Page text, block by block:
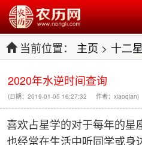
当前位置： 主页 > 十二
2020年水逆时间查询
(日期：2019-01-05 16:27:32 作者：xiaoqian)
喜欢占星学的对于每年的星
也经常在生活中听同学或身